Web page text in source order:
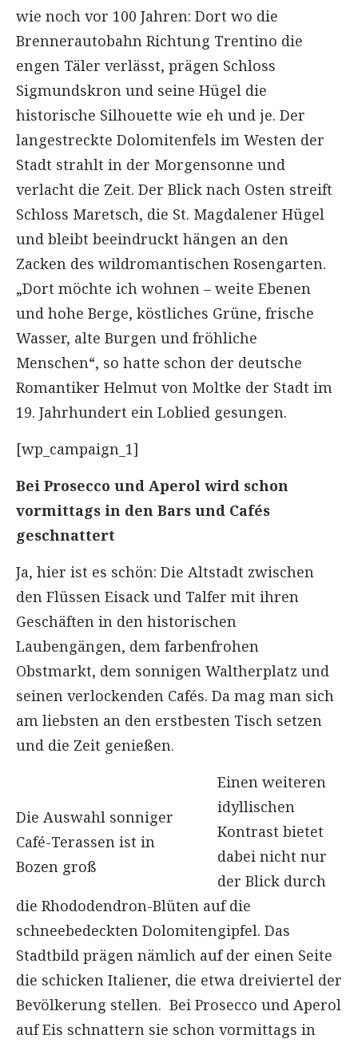
wie noch vor 100 Jahren: Dort wo die
Brennerautobahn Richtung Trentino die
engen Täler verlässt, prägen Schloss
Sigmundskron und seine Hügel die
historische Silhouette wie eh und je. Der
langestreckte Dolomitenfels im Westen der
Stadt strahlt in der Morgensonne und
verlacht die Zeit. Der Blick nach Osten streift
Schloss Maretsch, die St. Magdalener Hügel
und bleibt beeindruckt hängen an den
Zacken des wildromantischen Rosengarten.
„Dort möchte ich wohnen – weite Ebenen
und hohe Berge, köstliches Grüne, frische
Wasser, alte Burgen und fröhliche
Menschen“, so hatte schon der deutsche
Romantiker Helmut von Moltke der Stadt im
19. Jahrhundert ein Loblied gesungen.
[wp_campaign_1]
Bei Prosecco und Aperol wird schon
vormittags in den Bars und Cafés
geschnattert
Ja, hier ist es schön: Die Altstadt zwischen
den Flüssen Eisack und Talfer mit ihren
Geschäften in den historischen
Laubengängen, dem farbenfrohen
Obstmarkt, dem sonnigen Waltherplatz und
seinen verlockenden Cafés. Da mag man sich
am liebsten an den erstbesten Tisch setzen
und die Zeit genießen.
Die Auswahl sonniger
Café-Terassen ist in
Bozen groß
Einen weiteren
idyllischen
Kontrast bietet
dabei nicht nur
der Blick durch
die Rhododendron-Blüten auf die
schneebedeckten Dolomitengipfel. Das
Stadtbild prägen nämlich auf der einen Seite
die schicken Italiener, die etwa dreiviertel der
Bevölkerung stellen. Bei Prosecco und Aperol
auf Eis schnattern sie schon vormittags in